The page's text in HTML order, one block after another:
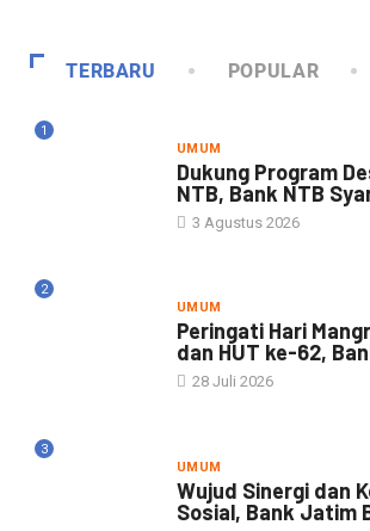
TERBARU POPULAR
1
UMUM
Dukung Program
NTB, Bank NTB
3 Agustus 2026
2
UMUM
Peringati Hari
dan HUT ke-62,
28 Juli 2026
3
UMUM
Wujud Sinergi dan
Sosial, Bank Jatim